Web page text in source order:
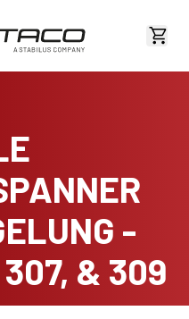
-
& 309